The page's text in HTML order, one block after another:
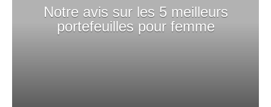
Notre avis sur les 5 meilleurs
portefeuilles pour femme